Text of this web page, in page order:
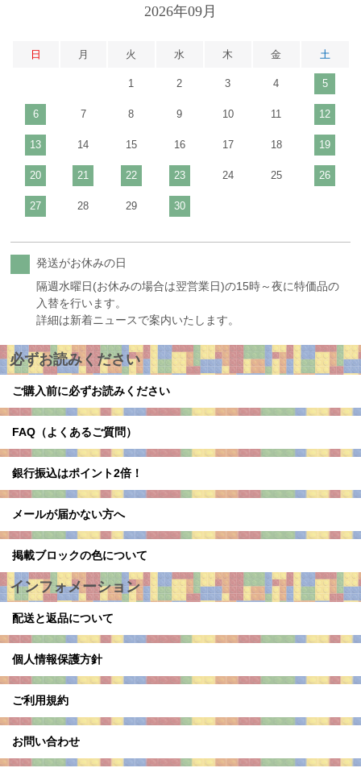
2026年09月
日 月 火 水 木 金 土
1 2 3 4 5
6 7 8 9 10 11 12
13 14 15 16 17 18 19
20 21 22 23 24 25 26
27 28 29 30
発送がお休みの日
隔週水曜日(お休みの場合は翌営業日)の15時～夜に特価品の
入替を行います。
詳細は新着ニュースで案内いたします。
必ずお読みください
ご購入前に必ずお読みください
FAQ（よくあるご質問）
銀行振込はポイント2倍！
メールが届かない方へ
掲載ブロックの色について
インフォメーション
配送と返品について
個人情報保護方針
ご利用規約
お問い合わせ